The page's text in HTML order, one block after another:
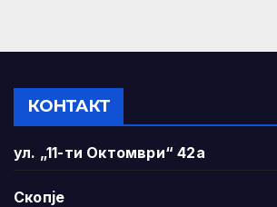
КОНТАКТ
ул. „11-ти Октомври“ 42а
Скопје